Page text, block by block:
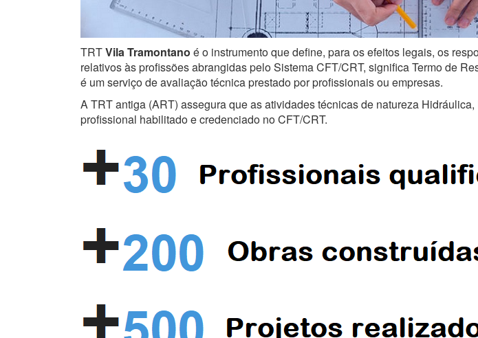
TRTVila Tramontano é o instrumento que define, para os efeitos legais, os
relativos às profissões abrangidas pelo Sistema CFT/CRT, significa Termo de
é um serviço de avaliação técnica prestado por profissionais ou empresas.
A TRT antiga (ART) assegura que as atividades técnicas de natureza
profissional habilitado e credenciado no CFT/CRT.